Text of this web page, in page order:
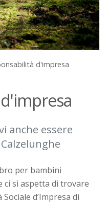
d'impresa
anche essere
per bambini
ci si aspetta di trovare
d’Impresa di